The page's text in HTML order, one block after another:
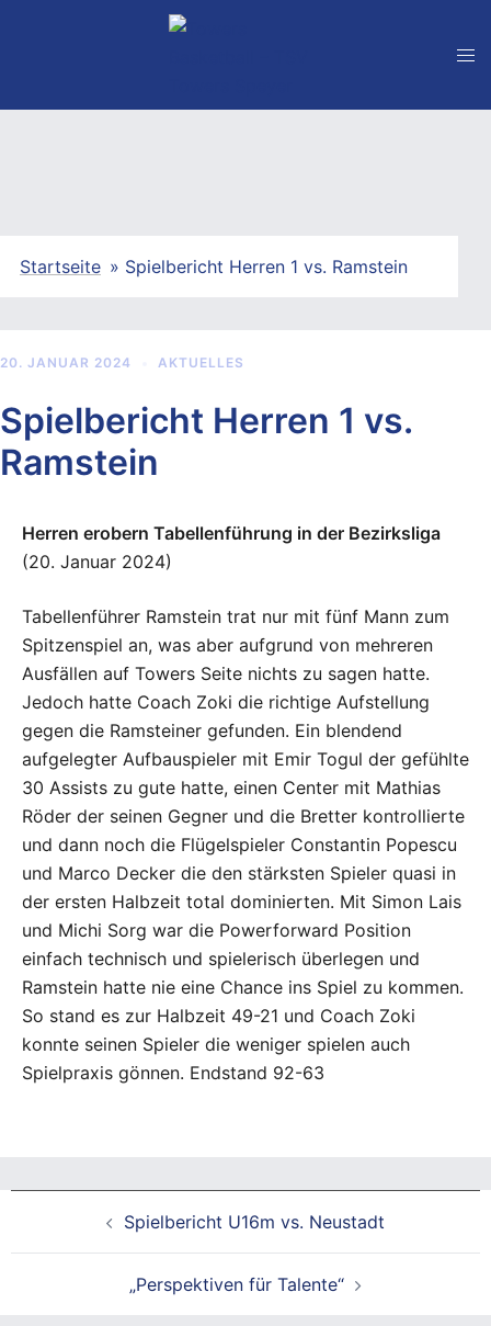
Startseite » Spielbericht Herren 1 vs. Ramstein
20. JANUAR 2024 AKTUELLES
Spielbericht Herren 1 vs.
Ramstein
Herren erobern Tabellenführung in der Bezirksliga
(20. Januar 2024)
Tabellenführer Ramstein trat nur mit fünf Mann zum
Spitzenspiel an, was aber aufgrund von mehreren
Ausfällen auf Towers Seite nichts zu sagen hatte.
Jedoch hatte Coach Zoki die richtige Aufstellung
gegen die Ramsteiner gefunden. Ein blendend
aufgelegter Aufbauspieler mit Emir Togul der gefühlte
30 Assists zu gute hatte, einen Center mit Mathias
Röder der seinen Gegner und die Bretter kontrollierte
und dann noch die Flügelspieler Constantin Popescu
und Marco Decker die den stärksten Spieler quasi in
der ersten Halbzeit total dominierten. Mit Simon Lais
und Michi Sorg war die Powerforward Position
einfach technisch und spielerisch überlegen und
Ramstein hatte nie eine Chance ins Spiel zu kommen.
So stand es zur Halbzeit 49-21 und Coach Zoki
konnte seinen Spieler die weniger spielen auch
Spielpraxis gönnen. Endstand 92-63
Spielbericht U16m vs. Neustadt
„Perspektiven für Talente“